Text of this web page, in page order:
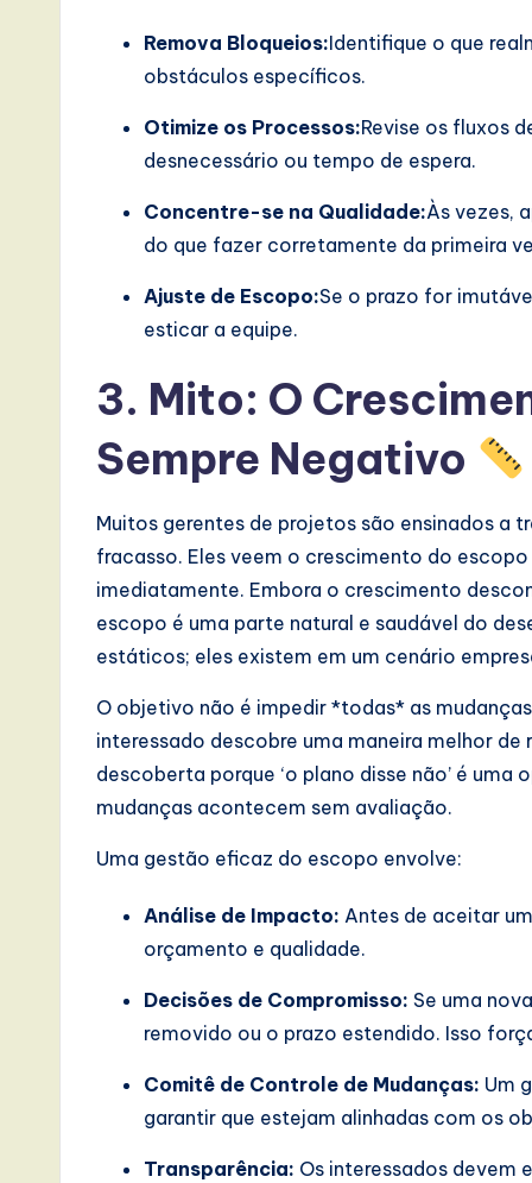
Remova Bloqueios:Identifique o que
obstáculos específicos.
Otimize os Processos:Revise os fluxos
desnecessário ou tempo de espera.
Concentre-se na Qualidade:Às vezes,
do que fazer corretamente da primeira
Ajuste de Escopo:Se o prazo for
esticar a equipe.
3. Mito: O
Sempre Negativo
Muitos gerentes de projetos são ensinados a
fracasso. Eles veem o crescimento do
imediatamente. Embora o crescimento
escopo é uma parte natural e saudável do
estáticos; eles existem em um cenário
O objetivo não é impedir *todas* as
interessado descobre uma maneira melhor
descoberta porque ‘o plano disse não’ é
mudanças acontecem sem avaliação.
Uma gestão eficaz do escopo envolve:
Análise de Impacto: Antes de aceitar
orçamento e qualidade.
Decisões de Compromisso: Se uma
removido ou o prazo estendido. Isso
Comitê de Controle de Mudanças: Um
garantir que estejam alinhadas com os
Transparência: Os interessados devem